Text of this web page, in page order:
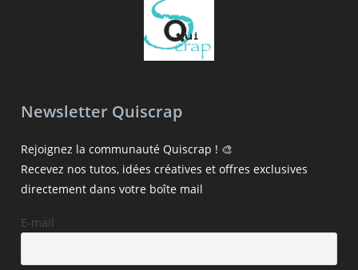
Newsletter Quiscrap
Rejoignez la communauté Quiscrap ! 🎨
Recevez nos tutos, idées créatives et offres exclusives
directement dans votre boîte mail
E-mail